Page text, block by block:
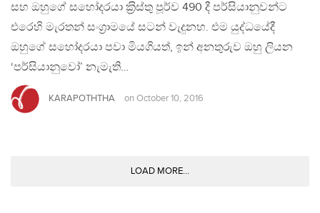
සහ ඔහුගේ සහෝදරයා ක‍්‍රිස්තු පූර්ව 490 දී පර්සියානුවන්ට
එරෙහි මැරතන් සංග‍්‍රාමයේ සටන් වැදුනහ. එම යුද්ධයේදී
ඔහුගේ සහෝදරයා පවා මියගියත්, ඉන් අනතුරුව ඔහු ලියන
‘පර්සියානුවෝ’ නැමැති…
KARAPOTHTHA on October 10, 2016
LOAD MORE...